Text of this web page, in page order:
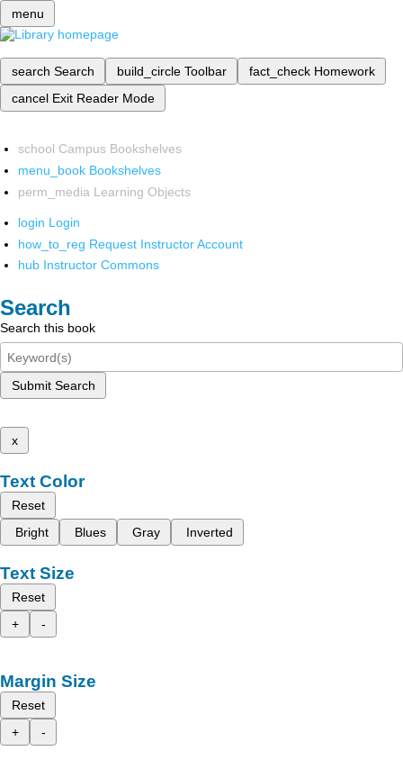
menu
search Search build_circle Toolbar fact_check Homework
cancel Exit Reader Mode
school Campus Bookshelves
menu_book Bookshelves
perm_media Learning Objects
login Login
how_to_reg Request Instructor Account
hub Instructor Commons
Search
Search this book
Submit Search
x
Text Color
Reset
Bright
Blues Gray Inverted
Text Size
Reset
+
-
Margin Size
Reset
+
-